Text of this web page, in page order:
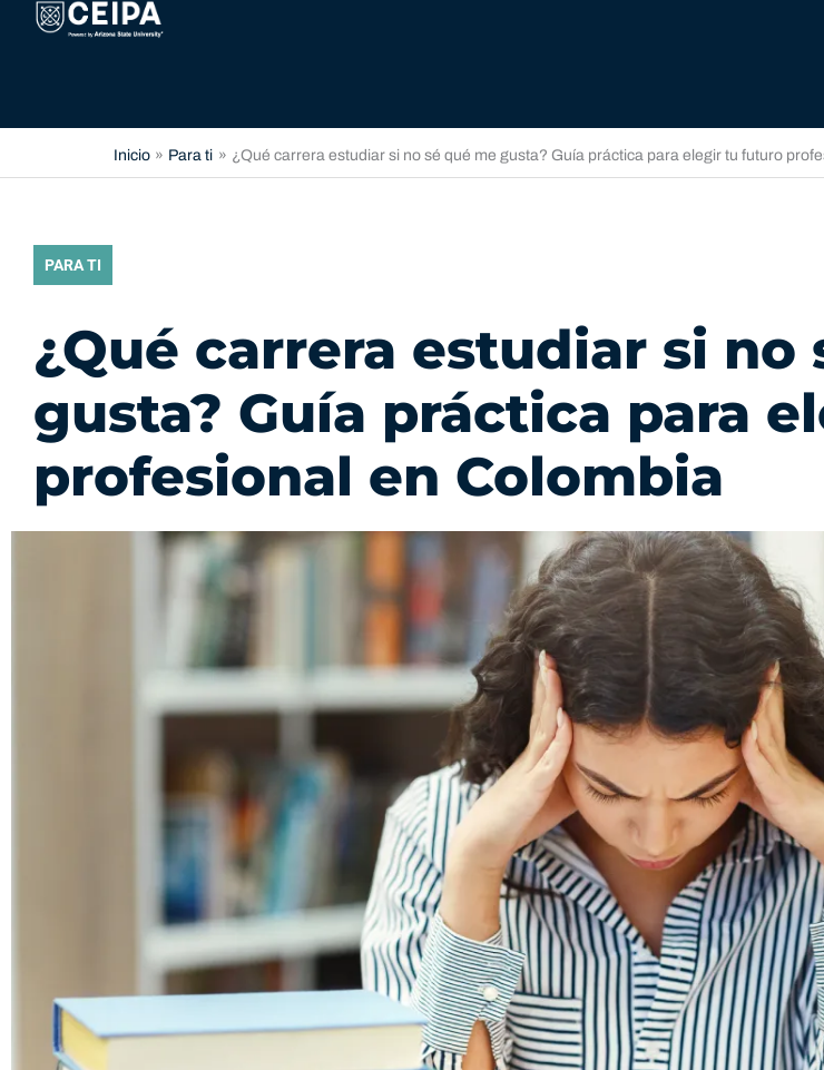
contenido
Inicio Para ti ¿Qué carrera estudiar si no sé qué me gusta? Guía práctica para elegir tu futuro
PARA TI
¿Qué carrera estudiar si no
gusta? Guía práctica para
profesional en Colombia